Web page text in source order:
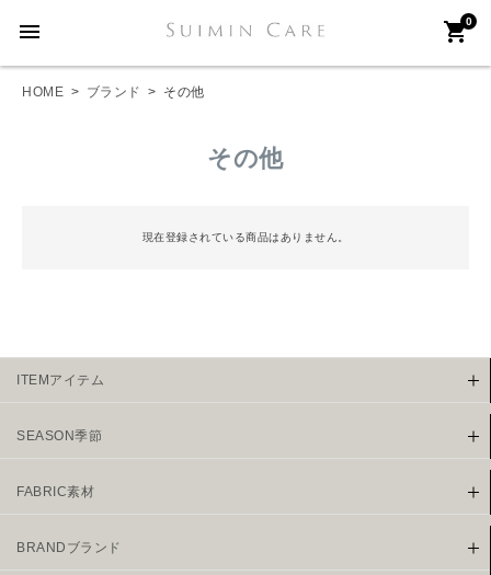
menu 0
shopping_cart
HOME ブランド その他
その他
現在登録されている商品はありません。
ITEMアイテム
SEASON季節
FABRIC素材
BRANDブランド